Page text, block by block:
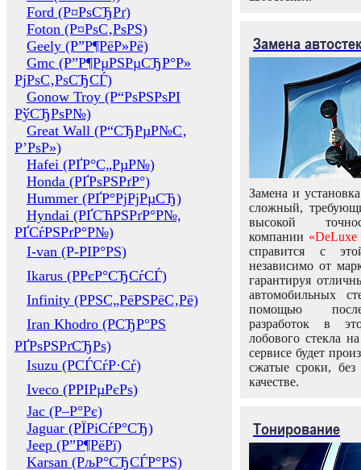
Ford (Р¤РѕСЂРґ)
Foton (Р¤РѕС‚РѕРЅ)
Geely (Р”Р¶РёР»Рё)
Gmc (Р”Р¶РµРЅРµСЂР°Р»
РјРѕС‚РѕСЂСЃ)
Gonow Troy (Р“РѕРЅРѕРІ
РўСЂРѕР№)
Great Wall (Р“СЂРµР№С‚
Р’РѕР»)
Hafei (РҐР°С„РµР№)
Honda (РҐРѕРЅРґР°)
Hummer (РҐР°РјРјРµСЂ)
Hyndai (РҐСЋРЅРґР°Р№,
РҐСѓРЅРґР°Р№)
I-van (Р-РІР°РЅ)
Ikarus (РРєР°СЂСѓСЃ)
Infinity (РРЅС„РёРЅРёС‚Рё)
Iran Khodro (РСЂР°РЅ
РҐРѕРЅРґСЂРѕ)
Isuzu (РСЃСѓР·Сѓ)
Iveco (РРІРµРєРѕ)
Jac (Р–Р°Рє)
Jaguar (РЇРіСѓР°СЂ)
Jeep (Р”Р¶РёРї)
Karsan (РљР°СЂСЃР°РЅ)
Замена
Замена и
сложный,
высокой
компании «DeLuxe
справится с
независимо от
гарантируя
автомобильных
помощью
разработок в
лобового стекла
сервисе будет
сжатые сроки,
качестве.
Тонирование